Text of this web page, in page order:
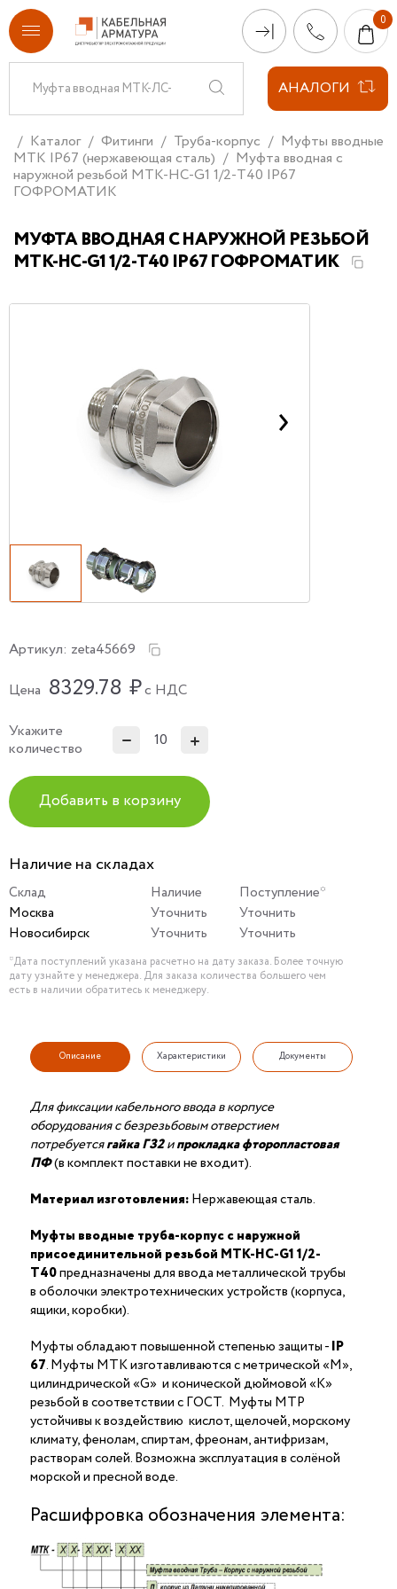
АНАЛОГИ
Каталог Фитинги Труба-корпус
Муфты вводные
МТК IP67 (нержавеющая сталь)
Муфта вводная с
наружной резьбой МТК-НС-G1 1/2-Т40 IP67
ГОФРОМАТИК
МУФТА ВВОДНАЯ С НАРУЖНОЙ РЕЗЬБОЙ
МТК-НС-G1 1/2-Т40 IP67 ГОФРОМАТИК
Артикул: zeta45669
Цена 8329.78 ₽с НДС
Укажите
количество
Добавить в корзину
Наличие на складах
Склад Наличие
Поступление*
Москва
Уточнить
Уточнить
Новосибирск
Уточнить Уточнить
*Дата поступлений указана расчетно на дату заказа. Более точную
дату узнайте у менеджера. Для заказа количества большего чем
есть в наличии обратитесь к менеджеру.
Описание Характеристики Документы
Для фиксации кабельного ввода в корпусе
оборудования с безрезьбовым отверстием
потребуетсягайка ГЗ2ипрокладка фторопластовая
ПФ(в комплект поставки не входит).
Материал изготовления:Нержавеющая сталь.
Муфты вводные труба-корпус с наружной
присоединительной резьбой МТК-НС-G1 1/2-
Т40предназначены для ввода металлической трубы
в оболочки электротехнических устройств (корпуса,
ящики, коробки).
Муфты обладают повышенной степенью защиты -IP
67. Муфты МТК изготавливаются с метрической «М»,
цилиндрической «G» и конической дюймовой «К»
резьбой в соответствии с ГОСТ. Муфты МТР
устойчивы к воздействию кислот, щелочей, морскому
климату, фенолам, спиртам, фреонам, антифризам,
растворам солей. Возможна эксплуатация в солёной
морской и пресной воде.
Расшифровка обозначения элемента: